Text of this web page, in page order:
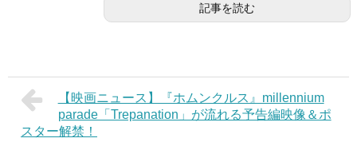
記事を読む
【映画ニュース】『ホムンクルス』millennium
parade「Trepanation」が流れる予告編映像＆ポ
スター解禁！